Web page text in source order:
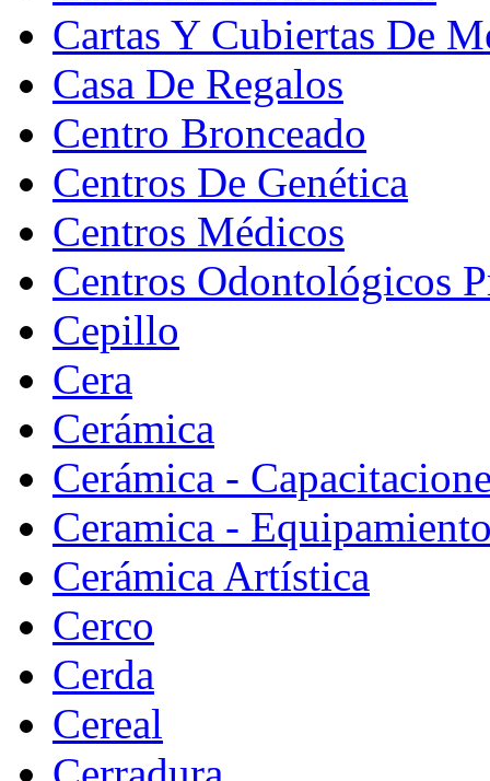
Cartas Y Cubiertas De
Casa De Regalos
Centro Bronceado
Centros De Genética
Centros Médicos
Centros Odontológicos
Cepillo
Cera
Cerámica
Cerámica -
Ceramica -
Cerámica Artística
Cerco
Cerda
Cereal